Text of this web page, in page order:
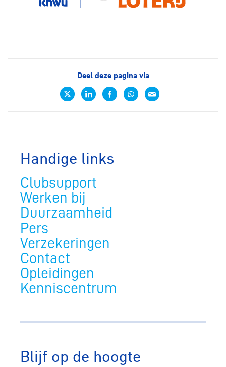
Deel deze pagina via
Handige links
Clubsupport
Werken bij
Duurzaamheid
Pers
Verzekeringen
Contact
Opleidingen
Kenniscentrum
Blijf op de hoogte